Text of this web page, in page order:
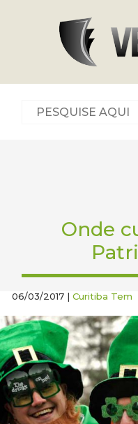
Onde
06/03/2017 |Curitiba Tem